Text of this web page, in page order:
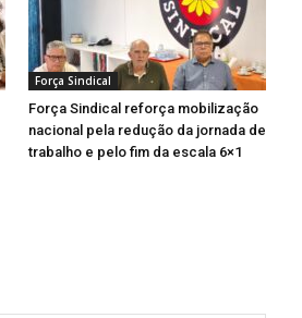
Força Sindical
Força Sindical reforça mobilização
nacional pela redução da jornada de
trabalho e pelo fim da escala 6×1